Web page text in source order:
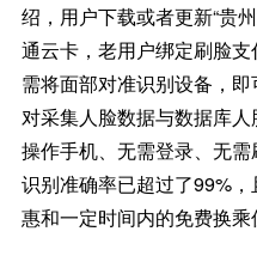
绍，用户下载或者更新“贵
通云卡，老用户绑定刷脸
需将面部对准识别设备，
对采集人脸数据与数据库
操作手机、无需登录、无
识别准确率已超过了99%
惠和一定时间内的免费换乘